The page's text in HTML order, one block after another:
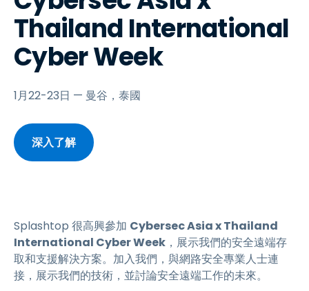
Thailand International
Cyber Week
1月22-23日 — 曼谷，泰國
深入了解
Splashtop 很高興參加 Cybersec Asia x Thailand
International Cyber Week ，展示我們的安全遠端存
取和支援解決方案。加入我們，與網路安全專業人士連
接，展示我們的技術，並討論安全遠端工作的未來。